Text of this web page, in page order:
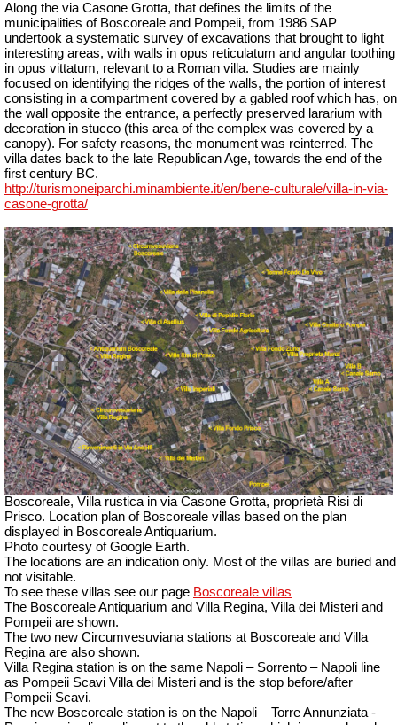
Along the via Casone Grotta, that defines the limits of the
municipalities of Boscoreale and Pompeii, from 1986 SAP
undertook a systematic survey of excavations that brought to light
interesting areas, with walls in opus reticulatum and angular toothing
in opus vittatum, relevant to a Roman villa. Studies are mainly
focused on identifying the ridges of the walls, the portion of interest
consisting in a compartment covered by a gabled roof which has, on
the wall opposite the entrance, a perfectly preserved lararium with
decoration in stucco (this area of the complex was covered by a
canopy). For safety reasons, the monument was reinterred. The
villa dates back to the late Republican Age, towards the end of the
first century BC.
http://turismoneiparchi.minambiente.it/en/bene-culturale/villa-in-via-
casone-grotta/
Boscoreale, Villa rustica in via Casone Grotta, proprietà Risi di
Prisco. Location plan of Boscoreale villas based on the plan
displayed in Boscoreale Antiquarium.
Photo courtesy of Google Earth.
The locations are an indication only. Most of the villas are buried and
not visitable.
To see these villas see our page Boscoreale villas
The Boscoreale Antiquarium and Villa Regina, Villa dei Misteri and
Pompeii are shown.
The two new Circumvesuviana stations at Boscoreale and Villa
Regina are also shown.
Villa Regina station is on the same Napoli – Sorrento – Napoli line
as Pompeii Scavi Villa dei Misteri and is the stop before/after
Pompeii Scavi.
The new Boscoreale station is on the Napoli – Torre Annunziata -